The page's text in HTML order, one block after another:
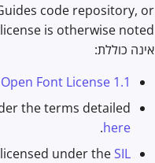
code repository, or
אינה כוללת:
Font License 1.1
the terms detailed
here
.
under theSIL